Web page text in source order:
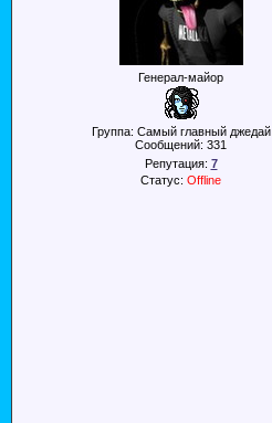
Генерал-майор
Группа: Самый главный джедай
Сообщений: 331
Репутация: 7
Статус: Offline